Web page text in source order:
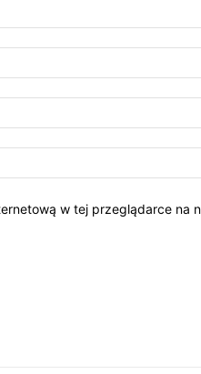
w tej przeglądarce na